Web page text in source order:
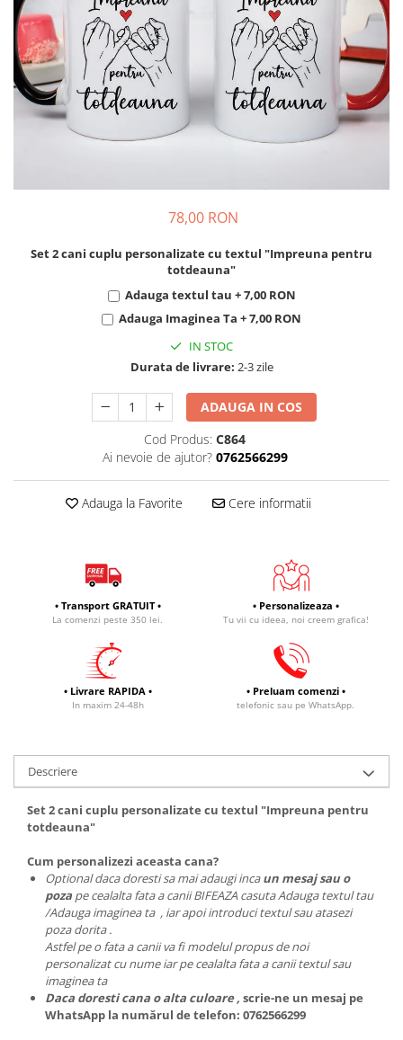
Body bebelusi personalizate
Perne personalizate
Plusuri personalizate
Agende personalizate
Etichete pentru sticla de vin
Cadouri pentru Doctori
Cadouri Pensionare
Cadouri Profesori
78,00 RON
Set 2 cani cuplu personalizate cu textul "Impreuna pentru
totdeauna"
Adauga textul tau + 7,00 RON
Adauga Imaginea Ta + 7,00 RON
IN STOC
Durata de livrare: 2-3 zile
ADAUGA IN COS
Cod Produs: C864
Ai nevoie de ajutor? 0762566299
Adauga la Favorite Cere informatii
• Transport GRATUIT •
La comenzi peste 350 lei.
• Personalizeaza •
Tu vii cu ideea, noi creem grafica!
• Livrare RAPIDA •
In maxim 24-48h
• Preluam comenzi •
telefonic sau pe WhatsApp.
Descriere
Set 2 cani cuplu personalizate cu textul "Impreuna pentru
totdeauna"
Cum personalizezi aceasta cana?
Optional daca doresti sa mai adaugi incaun mesaj sau o
poza pe cealalta fata a canii BIFEAZA casuta Adauga textul tau
/Adauga imaginea ta , iar apoi introduci textul sau atasezi
poza dorita .
Astfel pe o fata a canii va fi modelul propus de noi
personalizat cu nume iar pe cealalta fata a canii textul sau
imaginea ta
Daca doresti cana o alta culoare , scrie-ne un mesaj pe
WhatsApp la numărul de telefon: 0762566299